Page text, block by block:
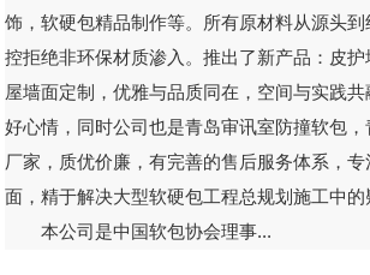
饰，软硬包精品制作等。所有原材料从源头
控拒绝非环保材质渗入。推出了新产品：皮
屋墙面定制，优雅与品质同在，空间与实践
好心情，同时公司也是青岛审讯室防撞软包
厂家，质优价廉，有完善的售后服务体系，
面，精于解决大型软硬包工程总规划施工中的
本公司是中国软包协会理事...